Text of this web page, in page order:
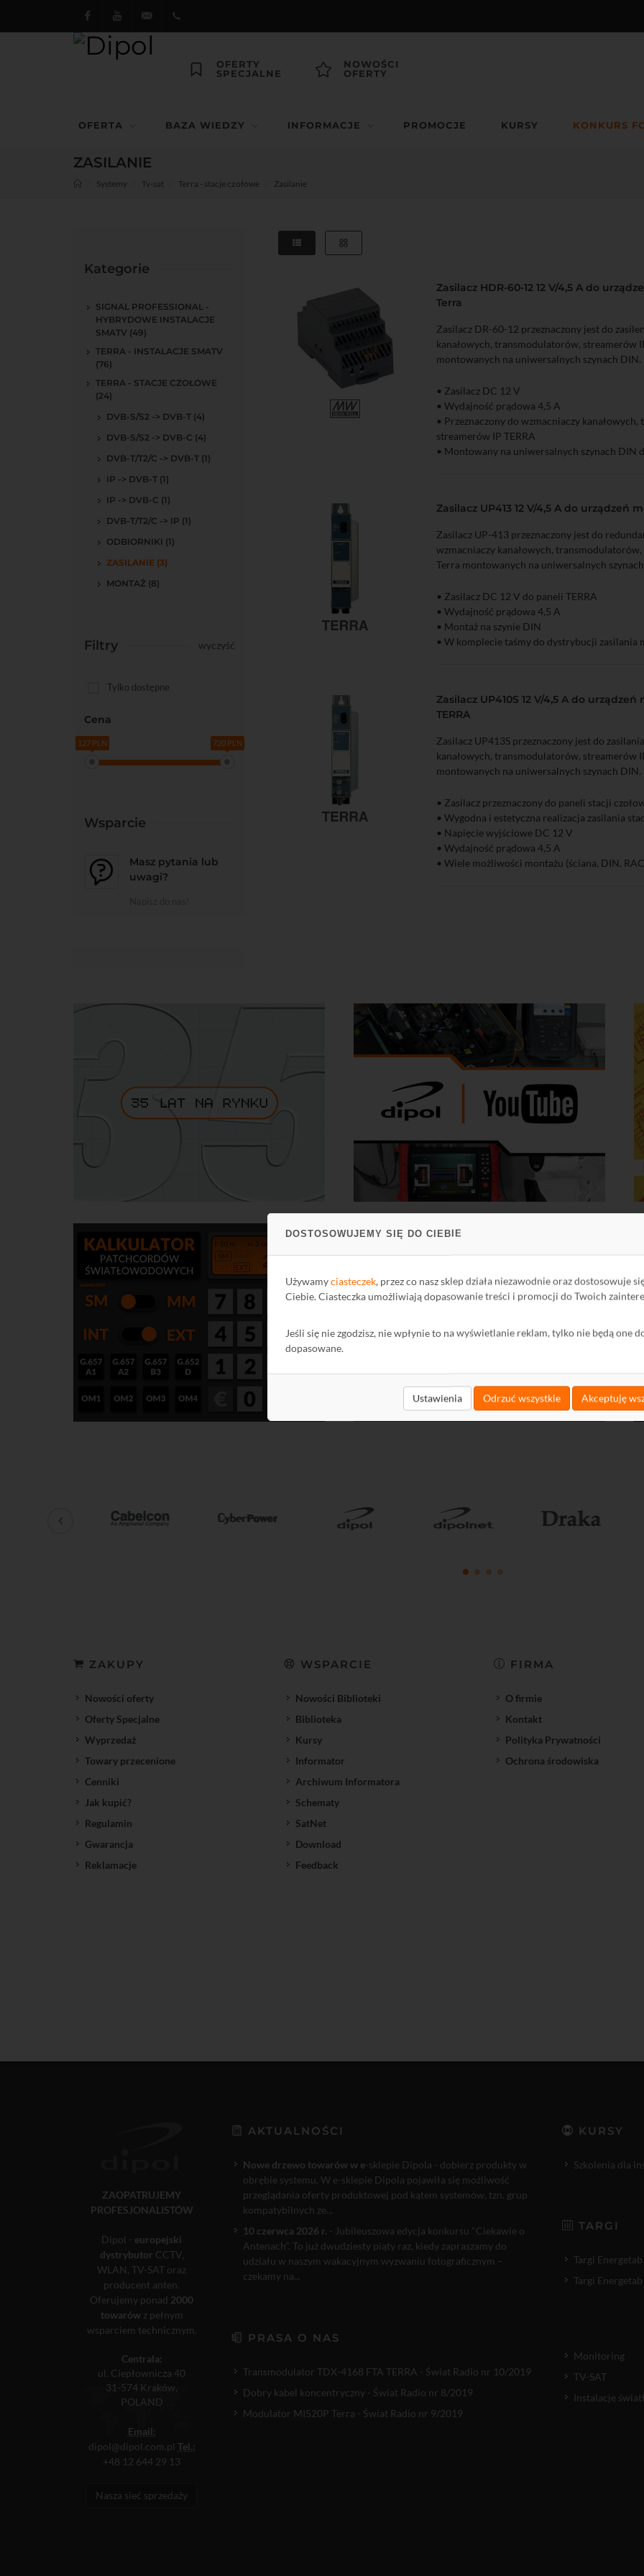
DOSTOSOWUJEMY SIĘ DO CIEBIE
Używamyciasteczek, przez co nasz sklep działa niezawodnie oraz dostosowuje
Ciebie. Ciasteczka umożliwiają dopasowanie treści i promocji do Twoich
Jeśli się nie zgodzisz, nie wpłynie to na wyświetlanie reklam, tylko nie będą one
dopasowane.
Ustawienia Odrzuć wszystkie Akceptuję
FacebookYoutubedipol@dipol.com.pl
OFERTY
SPECJALNE
NOWOŚCI
OFERTY
OFERTA BAZA WIEDZY INFORMACJE PROMOCJE KURSY KONKURS
ZASILANIE
Systemy Tv-sat Terra - stacje czołowe Zasilanie
Kategorie
SIGNAL PROFESSIONAL -
HYBRYDOWE INSTALACJE
SMATV (49)
TERRA - INSTALACJE SMATV
(76)
TERRA - STACJE CZOŁOWE
(24)
DVB-S/S2 -> DVB-T (4)
DVB-S/S2 -> DVB-C (4)
DVB-T/T2/C -> DVB-T (1)
IP -> DVB-T (1)
IP -> DVB-C (1)
DVB-T/T2/C -> IP (1)
ODBIORNIKI (1)
ZASILANIE (3)
MONTAŻ (8)
Filtry wyczyść
Tylko dostępne
Cena
127 PLN 720 PLN
Wsparcie
Masz pytania lub
uwagi?
Do koszyka
Zasilacz HDR-60-12 12 V/4,5 A do
Terra
Zasilacz DR-60-12 przeznaczony jest do
kanałowych, transmodulatorów, streamerów
montowanych na uniwersalnych szynach DIN.
• Zasilacz DC 12 V
• Wydajność prądowa 4,5 A
• Przeznaczony do wzmacniaczy
streamerów IP TERRA
• Montowany na uniwersalnych szynach DIN
Do koszyka Podgląd
Zasilacz UP413 12 V/4,5 A do urządzeń
Zasilacz UP-413 przeznaczony jest do
wzmacniaczy kanałowych,
Terra montowanych na uniwersalnych
• Zasilacz DC 12 V do paneli TERRA
• Wydajność prądowa 4,5 A
• Montaż na szynie DIN
• W komplecie taśmy do dystrybucji zasilania
Do koszyka Podgląd
Zasilacz UP410S 12 V/4,5 A do
TERRA
Zasilacz UP413S przeznaczony jest do
kanałowych, transmodulatorów, streamerów
montowanych na uniwersalnych szynach DIN.
• Zasilacz przeznaczony do paneli stacji
• Wygodna i estetyczna realizacja zasilania
• Napięcie wyjściowe DC 12 V
• Wydajność prądowa 4,5 A
• Wiele możliwości montażu (ściana, DIN,
ZAKUPY
Nowości oferty
Oferty Specjalne
Wyprzedaż
Towary przecenione
Cenniki
Jak kupić?
Regulamin
Gwarancja
Reklamacje
WSPARCIE
Nowości Biblioteki
Biblioteka
Kursy
Informator
Archiwum Informatora
Schematy
SatNet
Download
Feedback
FIRMA
O firmie
Kontakt
Polityka Prywatności
Ochrona środowiska
ZAOPATRUJEMY
PROFESJONALISTÓW
Dipol - europejski
dystrybutor CCTV,
WLAN, TV-SAT oraz
producent anten.
Oferujemy ponad 2000
towarówz pełnym
wsparciem technicznym.
Centrala:
ul. Ciepłownicza 40
31-574 Kraków,
POLAND
Email:
dipol@dipol.com.pl Tel.:
+48 12 644 29 13
Nasza sieć sprzedaży
AKTUALNOŚCI
Nowe drzewo towarów w e-sklepie Dipola - dobierz produkty w
obrębie systemu. W e-sklepie Dipola pojawiła się możliwość
przeglądania oferty produktowej pod kątem systemów, tzn. grup
kompatybilnych ze...
10 czerwca 2026 r. - Jubileuszowa edycja konkursu "Ciekawie o
Antenach". To już dwudziesty piąty raz, kiedy zapraszamy do
udziału w naszym wakacyjnym wyzwaniu fotograficznym –
czekamy na...
PRASA O NAS
Transmodulator TDX-4168 FTA TERRA - Świat Radio nr 10/2019
Dobry kabel koncentryczny - Świat Radio nr 8/2019
Modulator MI520P Terra - Świat Radio nr 9/2019
KURSY
Szkolenia dla
TARGI
Targi
Targi
Monitoring
TV-SAT
Instalacje